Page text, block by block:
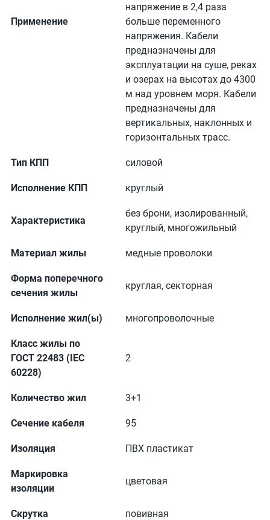
Применение
напряжение в 2,4 раза
больше переменного
напряжения. Кабели
предназначены для
эксплуатации на суше, реках
и озерах на высотах до 4300
м над уровнем моря. Кабели
предназначены для
вертикальных, наклонных и
горизонтальных трасс.
Тип КПП силовой
Исполнение КПП круглый
Характеристика
без брони, изолированный,
круглый, многожильный
Материал жилы медные проволоки
Форма поперечного
сечения жилы
круглая, секторная
Исполнение жил(ы) многопроволочные
Класс жилы по
ГОСТ 22483 (IEC
60228)
2
Количество жил 3+1
Сечение кабеля 95
Изоляция ПВХ пластикат
Маркировка
изоляции
цветовая
Скрутка повивная